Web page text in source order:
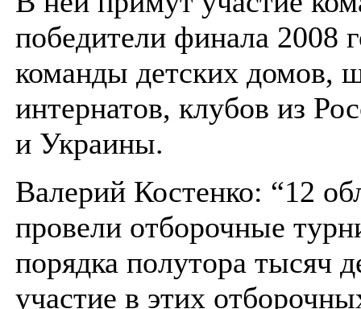
победители финала 2008
команды детских домов,
интернатов, клубов из
и Украины.
Валерий Костенко: “12
провели отборочные
порядка полутора тысяч
участие в этих